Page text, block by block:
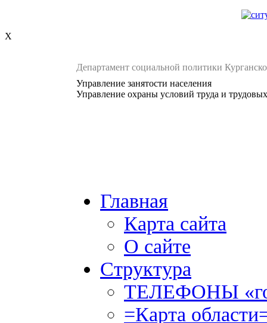
X
Департамент социальной политики
Управление занятости населения
Управление охраны условий труда и
Главная
Карта сайта
О сайте
Структура
ТЕЛЕФОНЫ
=Карта